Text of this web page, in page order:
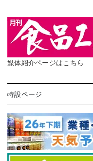
媒体紹介ページはこちら
特設ページ